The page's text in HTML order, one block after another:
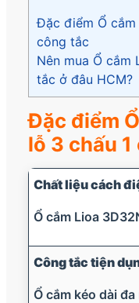
Đặc điểm Ổ
công tắc
Nên mua Ổ cắm
tắc ở đâu HCM?
Đặc điểm
lỗ 3 chấu
Chất liệu cách
Ổ cắm Lioa
Công tắc tiện
Ổ cắm kéo dài